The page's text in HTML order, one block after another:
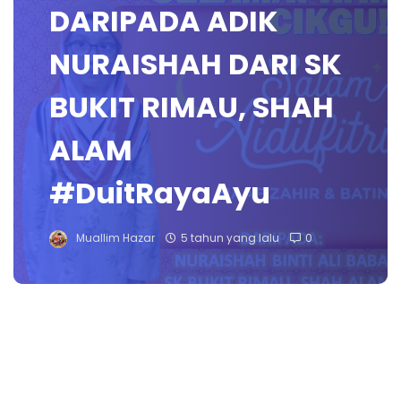
DARIPADA ADIK
NURAISHAH DARI SK
BUKIT RIMAU, SHAH
ALAM
#DuitRayaAyu
Muallim Hazar 5 tahun yang lalu 0